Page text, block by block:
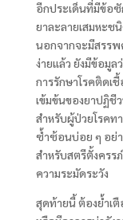
อีกประเด็นที่มีข้อซั
ยาละลายเสมหะช
นอกจากจะมีสรรพ
ง่ายแล้ว ยังมีข้อมู
การรักษาโรคติดเ
เข้มข้นของยาปฏิชี
สำหรับผู้ป่วยโรคทา
ซ้ำซ้อนบ่อย ๆ อย่า
สำหรับสตรีตั้งครร
ความระมัดระวัง
สุดท้ายนี้ ต้องย้ำเตื